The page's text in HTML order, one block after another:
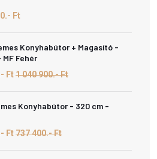
Ft
Konyhabútor + Magasító -
Fehér
Ft1 040 900.- Ft
Konyhabútor - 320 cm -
Ft737 400.- Ft